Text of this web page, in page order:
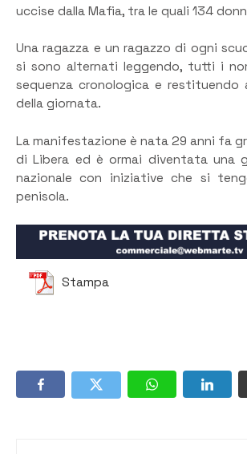
uccise dalla Mafia, tra le quali 134
Una ragazza e un ragazzo di ogni
si sono alternati leggendo, tutti i
sequenza cronologica e restituendo
della giornata.
La manifestazione è nata 29 anni fa
di Libera ed è ormai diventata una
nazionale con iniziative che si
penisola.
Stampa